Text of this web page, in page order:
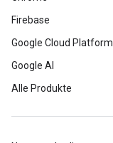
Firebase
Google Cloud Platform
Google AI
Alle Produkte